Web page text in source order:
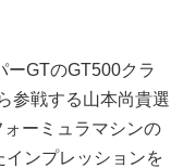
GTのGT500クラ
参戦する山本尚貴選
ーミュラマシンの
ンプレッションを